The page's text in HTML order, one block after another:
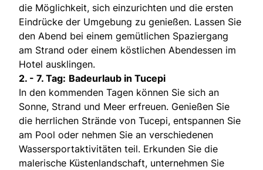
die Möglichkeit, sich einzurichten und die ersten
Eindrücke der Umgebung zu genießen. Lassen Sie
den Abend bei einem gemütlichen Spaziergang
am Strand oder einem köstlichen Abendessen im
Hotel ausklingen.
2. - 7. Tag: Badeurlaub in Tucepi
In den kommenden Tagen können Sie sich an
Sonne, Strand und Meer erfreuen. Genießen Sie
die herrlichen Strände von Tucepi, entspannen Sie
am Pool oder nehmen Sie an verschiedenen
Wassersportaktivitäten teil. Erkunden Sie die
malerische Küstenlandschaft, unternehmen Sie